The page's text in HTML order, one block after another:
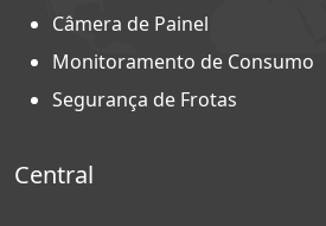
Câmera de Painel
Monitoramento de Consumo
Segurança de Frotas
Central